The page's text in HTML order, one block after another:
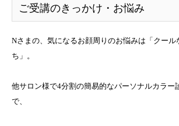
ご受講のきっかけ・お悩み
Nさまの、気になるお顔周りのお悩みは「クール
ち」。
他サロン様で4分割の簡易的なパーソナルカラー
で、